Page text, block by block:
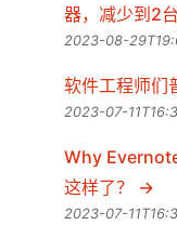
器，减少到2
2023-08-
软件工程师们
2023-07-
Why
这样了？
2023-07-